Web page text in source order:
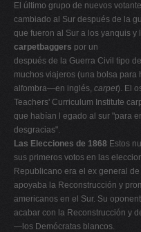
El último grupo de nuevos
cambiado al Sur después de la
que fueron al Sur a los yanquis
carpetbaggers por un
después de la Guerra Civil tipo
muchos viajeros (una bolsa para
alfombra—en inglés, carpet). El
Teachers' Curriculum Institute
que habían l egado al sur "para
desgracias".
Las Elecciones de 1868 Estos
sus primeros votos en las
Republicano era el ex general
apoyaba la Reconstrucción y
americanos en el Sur. Su
acabar con la Reconstrucción y
—los Demócratas blancos.